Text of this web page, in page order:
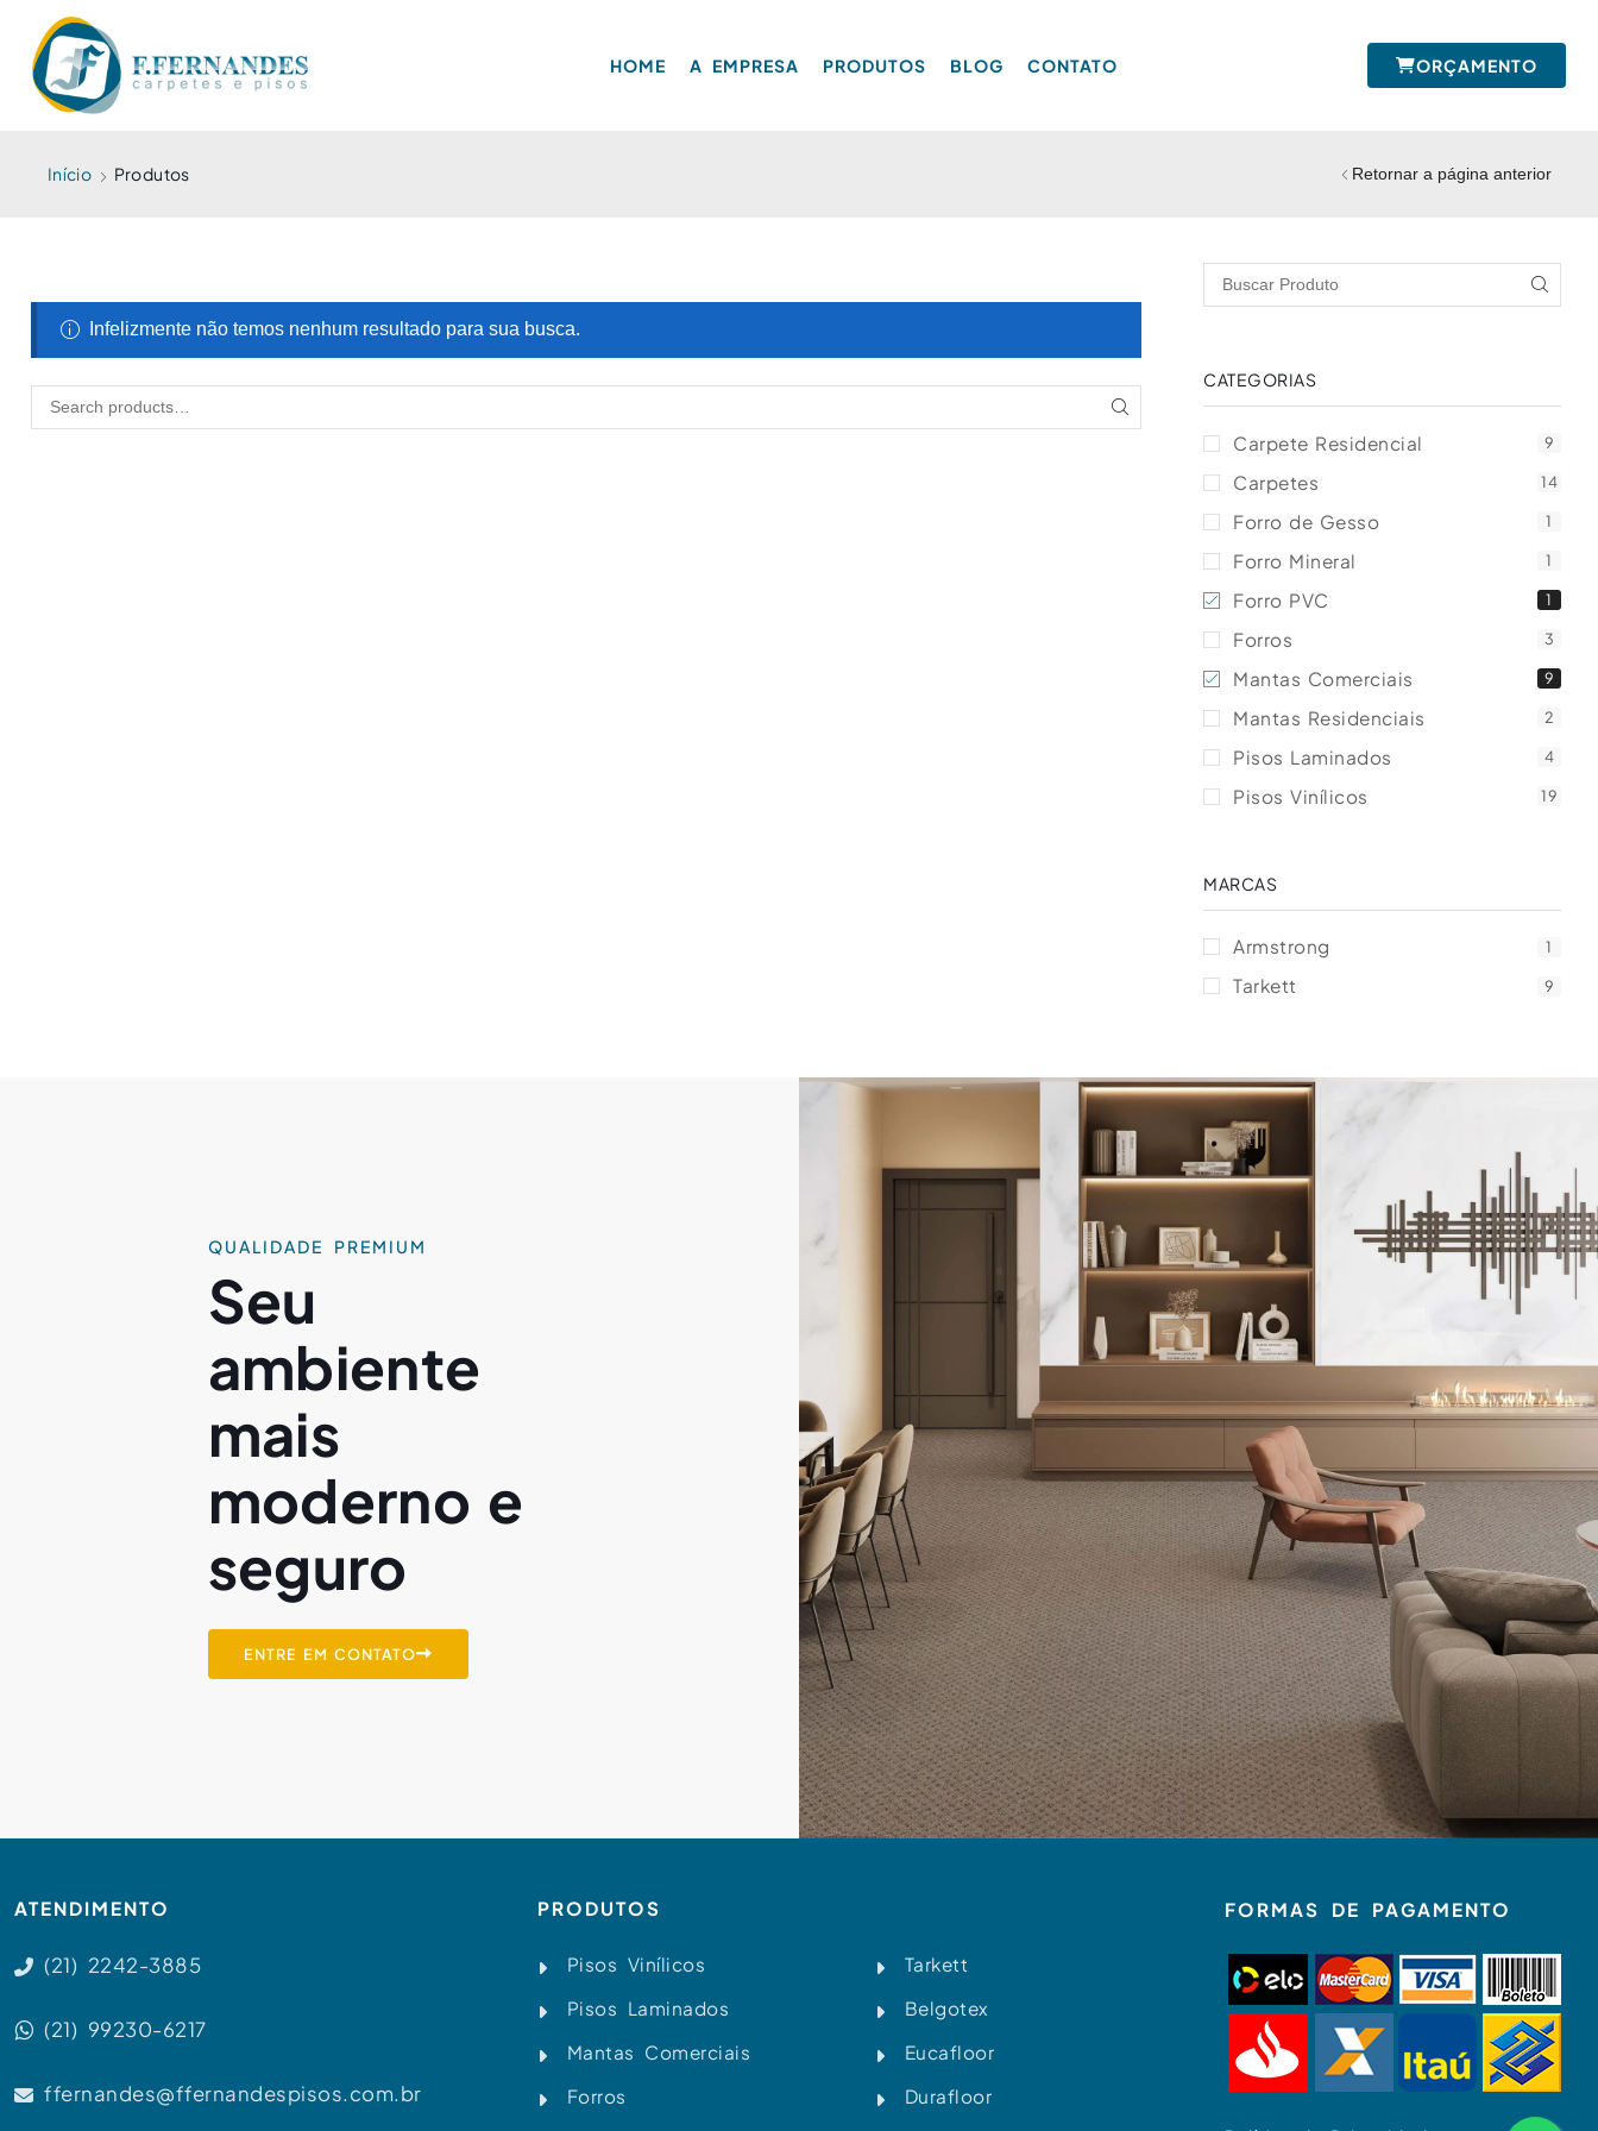
HOME A EMPRESA PRODUTOS BLOG CONTATO ORÇAMENTO
Início Produtos Retornar a página anterior
Infelizmente não temos nenhum resultado para sua busca.
CATEGORIAS
Carpete Residencial 9
Carpetes 14
Forro de Gesso 1
Forro Mineral 1
Forro PVC 1
Forros 3
Mantas Comerciais 9
Mantas Residenciais 2
Pisos Laminados 4
Pisos Vinílicos 19
MARCAS
Armstrong 1
Tarkett 9
QUALIDADE PREMIUM
Seu
ambiente
mais
moderno e
seguro
ENTRE EM CONTATO
ATENDIMENTO
(21) 2242-3885
(21) 99230-6217
ffernandes@ffernandespisos.com.br
PRODUTOS
Pisos Vinílicos
Pisos Laminados
Mantas Comerciais
Forros
Tarkett
Belgotex
Eucafloor
Durafloor
FORMAS DE PAGAMENTO